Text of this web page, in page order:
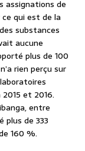
assignations de
qui est de la
substances
aucune
plus de 100
rien perçu sur
et 2016.
entre
plus de 333
160 %.